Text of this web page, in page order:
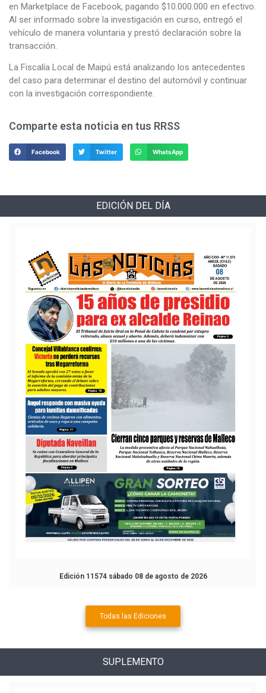
en Marketplace de Facebook, pagando $10.000.000 en efectivo.
Al ser informado sobre la investigación en curso, entregó el
vehículo de manera voluntaria y prestó declaración sobre la
transacción.
La Fiscalía Local de Maipú está analizando los antecedentes
del caso para determinar el destino del automóvil y continuar
con la investigación correspondiente.
Comparte esta noticia en tus RRSS
Facebook Twitter WhatsApp
EDICIÓN DEL DÍA
Edición 11574 sábado 08 de agosto de 2026
Todas las Ediciones
SUPLEMENTO